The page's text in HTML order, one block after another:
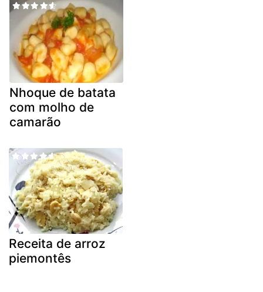
Nhoque de batata
com molho de
camarão
Receita de arroz
piemontês